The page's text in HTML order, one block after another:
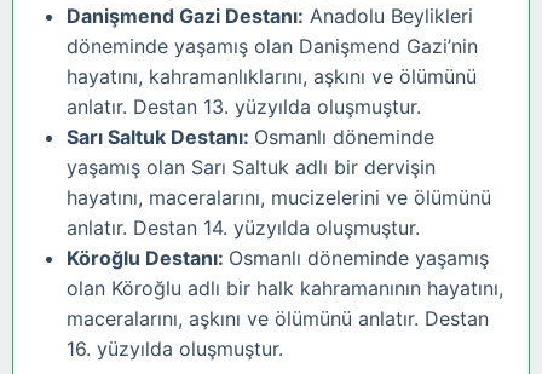
Danişmend Gazi Destanı: Anadolu Beylikleri
döneminde yaşamış olan Danişmend Gazi’nin
hayatını, kahramanlıklarını, aşkını ve ölümünü
anlatır. Destan 13. yüzyılda oluşmuştur.
Sarı Saltuk Destanı: Osmanlı döneminde
yaşamış olan Sarı Saltuk adlı bir dervişin
hayatını, maceralarını, mucizelerini ve ölümünü
anlatır. Destan 14. yüzyılda oluşmuştur.
Köroğlu Destanı: Osmanlı döneminde yaşamış
olan Köroğlu adlı bir halk kahramanının hayatını,
maceralarını, aşkını ve ölümünü anlatır. Destan
16. yüzyılda oluşmuştur.